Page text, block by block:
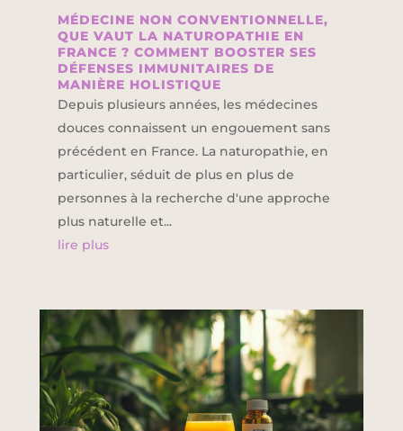
MÉDECINE NON CONVENTIONNELLE,
QUE VAUT LA NATUROPATHIE EN
FRANCE ? COMMENT BOOSTER SES
DÉFENSES IMMUNITAIRES DE
MANIÈRE HOLISTIQUE
Depuis plusieurs années, les médecines
douces connaissent un engouement sans
précédent en France. La naturopathie, en
particulier, séduit de plus en plus de
personnes à la recherche d'une approche
plus naturelle et...
lire plus